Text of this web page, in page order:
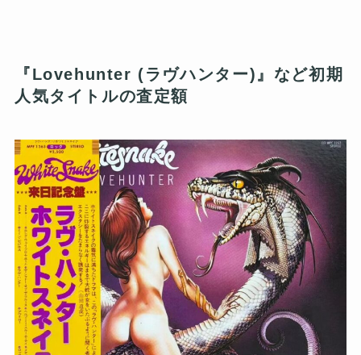
『Lovehunter (ラヴハンター)』など初期
人気タイトルの査定額